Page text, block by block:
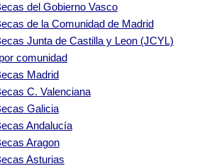
del Gobierno Vasco
de la Comunidad de Madrid
Junta de Castilla y Leon (JCYL)
comunidad
Madrid
C. Valenciana
Galicia
Andalucía
Aragon
Asturias